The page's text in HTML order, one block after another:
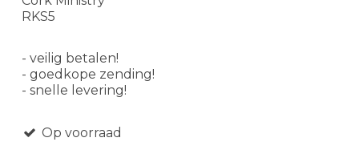
RKS5
- veilig betalen!
- goedkope zending!
- snelle levering!
Op voorraad